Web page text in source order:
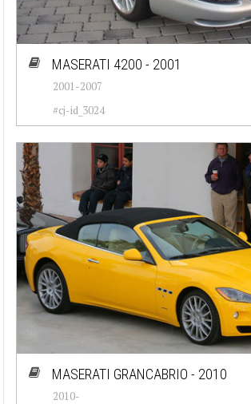
MASERATI 4200 - 2001
2001-2007
#cj-id_3024
MASERATI GRANCABRIO - 2010
2010-